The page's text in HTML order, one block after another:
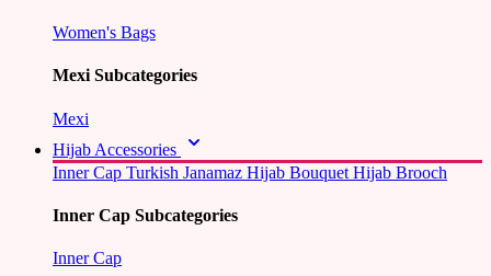
Women's Bags
Mexi Subcategories
Mexi
Hijab Accessories
Inner Cap Turkish Janamaz Hijab Bouquet Hijab Brooch
Inner Cap Subcategories
Inner Cap